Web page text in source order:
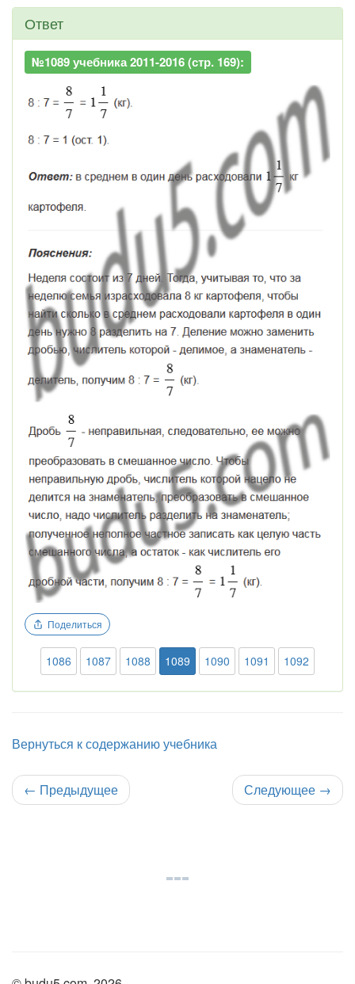
Ответ
№1089 учебника 2011-2016 (стр. 169):
Поделиться
1086 1087 1088 1089 1090 1091 1092
Вернуться к содержанию учебника
← Предыдущее Следующее →